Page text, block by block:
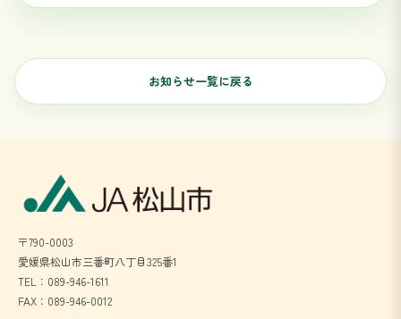
お知らせ一覧に戻る
〒790-0003
愛媛県松山市三番町八丁目325番1
TEL：089-946-1611
FAX：089-946-0012